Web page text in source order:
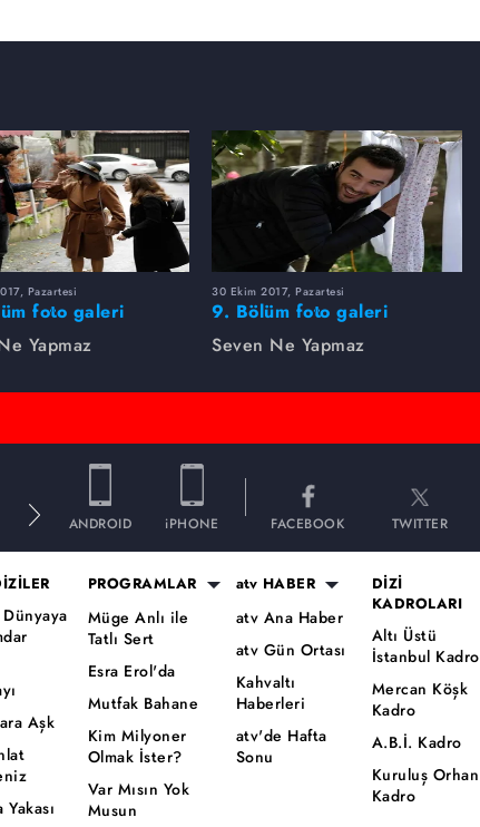
Pazartesi
foto galeri
Yapmaz
30 Ekim 2017, Pazartesi
9. Bölüm foto galeri
Seven Ne Yapmaz
ANDROID iPHONE FACEBOOK TWITTER
Dünyaya
Aşk
PROGRAMLAR
Müge Anlı ile
Tatlı Sert
Esra Erol'da
Mutfak Bahane
Kim Milyoner
Olmak İster?
Var Mısın Yok
Musun
atv HABER
atv Ana Haber
atv Gün Ortası
Kahvaltı
Haberleri
atv'de Hafta
Sonu
DİZİ
KADROLARI
Altı Üstü
İstanbul Kadro
Mercan Köşk
Kadro
A.B.İ. Kadro
Kuruluş Orhan
Kadro